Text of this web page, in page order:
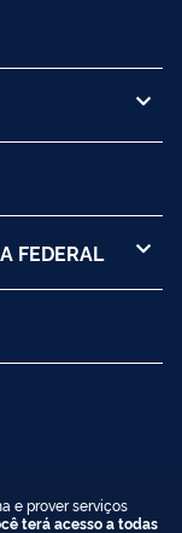
FEDERAL
e prover serviços
terá acesso a todas